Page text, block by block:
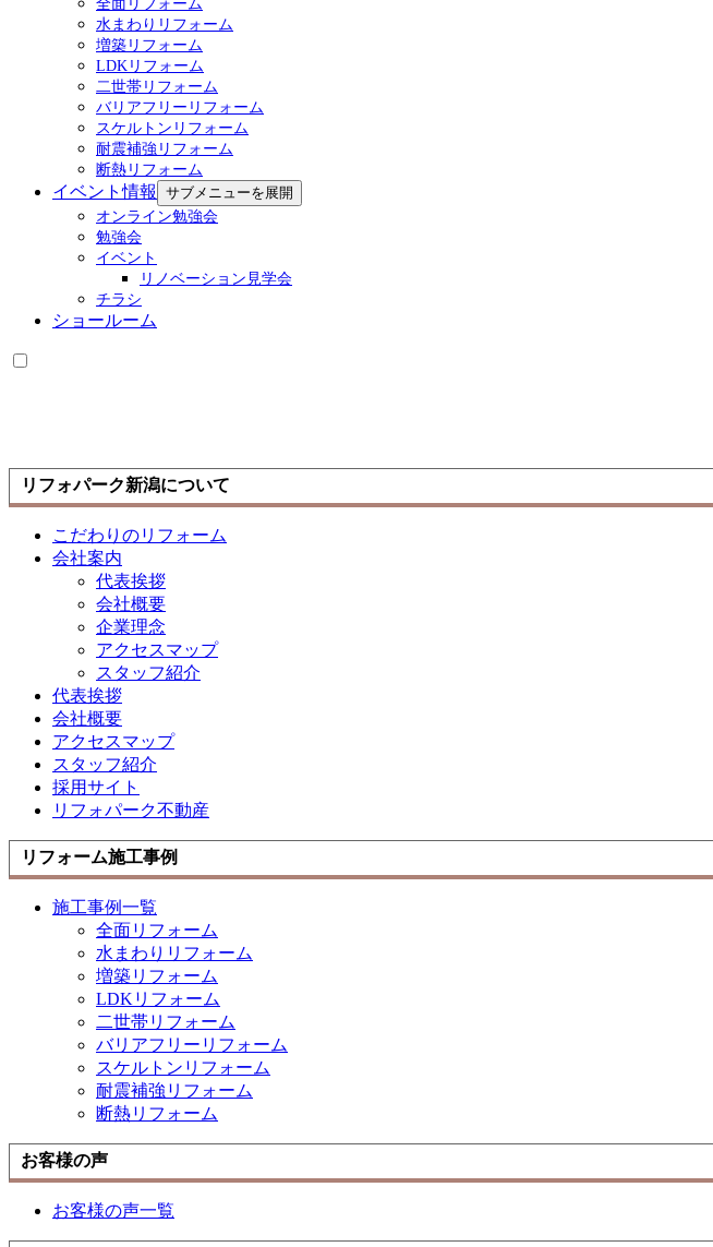
全面リフォーム
水まわりリフォーム
増築リフォーム
LDKリフォーム
二世帯リフォーム
バリアフリーリフォーム
スケルトンリフォーム
耐震補強リフォーム
断熱リフォーム
イベント情報
サブメニューを展開
オンライン勉強会
勉強会
イベント
リノベーション見学会
チラシ
ショールーム
リフォパーク新潟について
こだわりのリフォーム
会社案内
代表挨拶
会社概要
企業理念
アクセスマップ
スタッフ紹介
代表挨拶
会社概要
アクセスマップ
スタッフ紹介
採用サイト
リフォパーク不動産
リフォーム施工事例
施工事例一覧
全面リフォーム
水まわりリフォーム
増築リフォーム
LDKリフォーム
二世帯リフォーム
バリアフリーリフォーム
スケルトンリフォーム
耐震補強リフォーム
断熱リフォーム
お客様の声
お客様の声一覧